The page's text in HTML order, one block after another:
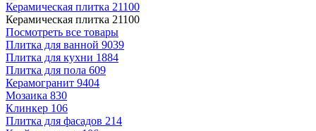
Керамическая плитка 21100
Керамическая плитка 21100
Посмотреть все товары
Плитка для ванной 9039
Плитка для кухни 1884
Плитка для пола 609
Керамогранит 9404
Мозаика 830
Клинкер 106
Плитка для фасадов 214